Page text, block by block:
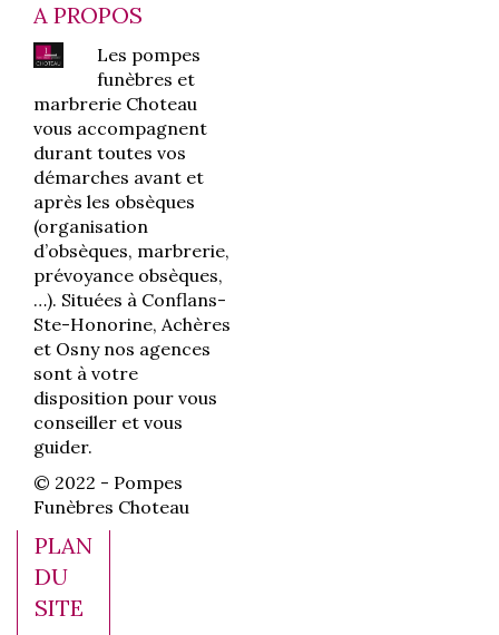
A PROPOS
Les pompes
funèbres et
marbrerie Choteau
vous accompagnent
durant toutes vos
démarches avant et
après les obsèques
(organisation
d’obsèques, marbrerie,
prévoyance obsèques,
…). Situées à Conflans-
Ste-Honorine, Achères
et Osny nos agences
sont à votre
disposition pour vous
conseiller et vous
guider.
© 2022 - Pompes
Funèbres Choteau
PLAN
DU
SITE